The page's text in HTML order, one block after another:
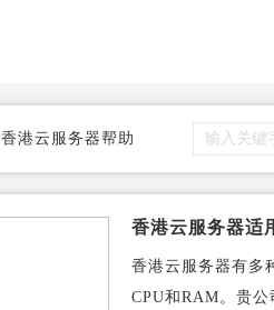
同
香港云服务器帮助
香港云服务器适
香港云服务器有多
CPU和RAM。贵